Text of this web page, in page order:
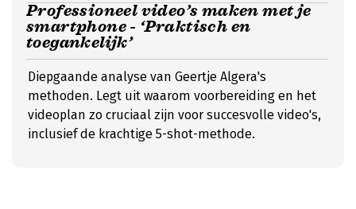
Professioneel video’s maken met je
smartphone - ‘Praktisch en
toegankelijk’
Diepgaande analyse van Geertje Algera's
methoden. Legt uit waarom voorbereiding en het
videoplan zo cruciaal zijn voor succesvolle video's,
inclusief de krachtige 5-shot-methode.